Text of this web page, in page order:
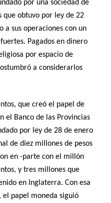
por una sociedad de
que obtuvo por ley de 22
a sus operaciones con un
Pagados en dinero
por espacio de
a considerarlos
que creó el papel de
el Banco de las Provincias
por ley de 28 de enero
de diez millones de pesos
en -parte con el millón
y tres millones que
en Inglaterra. Con esa
el papel moneda siguió